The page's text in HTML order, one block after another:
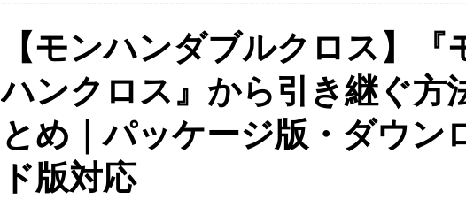
【モンハンダブルクロス】『
ハンクロス』から引き継ぐ方
とめ｜パッケージ版・ダウン
ド版対応